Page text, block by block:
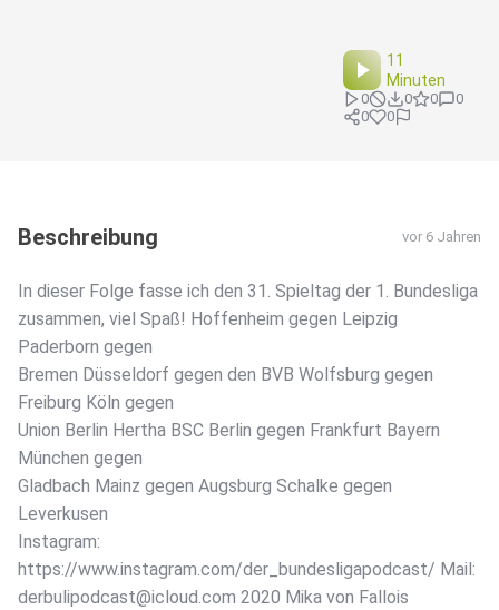
11
Minuten
0 0 0
0
0
0
Beschreibung vor 6 Jahren
In dieser Folge fasse ich den 31. Spieltag der 1. Bundesliga
zusammen, viel Spaß! Hoffenheim gegen Leipzig
Paderborn gegen
Bremen Düsseldorf gegen den BVB Wolfsburg gegen
Freiburg Köln gegen
Union Berlin Hertha BSC Berlin gegen Frankfurt Bayern
München gegen
Gladbach Mainz gegen Augsburg Schalke gegen
Leverkusen
Instagram:
https://www.instagram.com/der_bundesligapodcast/ Mail:
derbulipodcast@icloud.com ️2020 Mika von Fallois